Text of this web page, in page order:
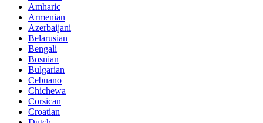
Amharic
Armenian
Azerbaijani
Belarusian
Bengali
Bosnian
Bulgarian
Cebuano
Chichewa
Corsican
Croatian